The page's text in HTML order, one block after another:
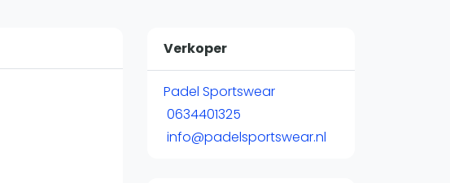
Adverteren
Verkoper
Padel Sportswear
0634401325
info@padelsportswear.nl